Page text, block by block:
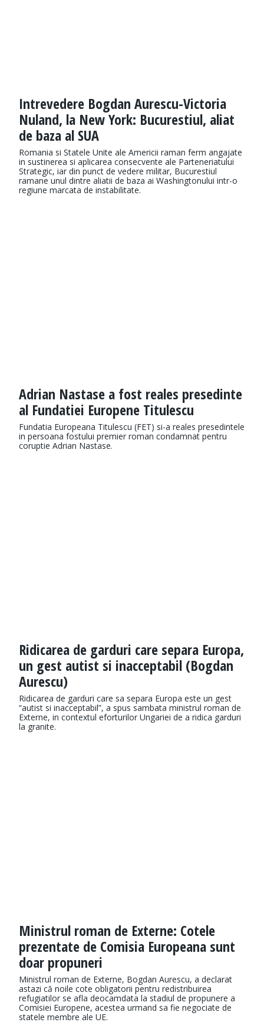
Intrevedere Bogdan Aurescu-Victoria
Nuland, la New York: Bucurestiul, aliat
de baza al SUA
Romania si Statele Unite ale Americii raman ferm angajate
in sustinerea si aplicarea consecvente ale Parteneriatului
Strategic, iar din punct de vedere militar, Bucurestiul
ramane unul dintre aliatii de baza ai Washingtonului intr-o
regiune marcata de instabilitate.
Adrian Nastase a fost reales presedinte
al Fundatiei Europene Titulescu
Fundatia Europeana Titulescu (FET) si-a reales presedintele
in persoana fostului premier roman condamnat pentru
coruptie Adrian Nastase.
Ridicarea de garduri care separa Europa,
un gest autist si inacceptabil (Bogdan
Aurescu)
Ridicarea de garduri care sa separa Europa este un gest
“autist si inacceptabil”, a spus sambata ministrul roman de
Externe, in contextul eforturilor Ungariei de a ridica garduri
la granite.
Ministrul roman de Externe: Cotele
prezentate de Comisia Europeana sunt
doar propuneri
Ministrul roman de Externe, Bogdan Aurescu, a declarat
astazi că noile cote obligatorii pentru redistribuirea
refugiatilor se afla deocamdata la stadiul de propunere a
Comisiei Europene, acestea urmand sa fie negociate de
statele membre ale UE.